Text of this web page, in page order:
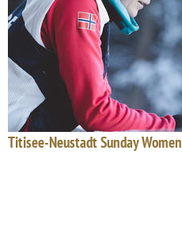
Titisee-Neustadt Sunday Women